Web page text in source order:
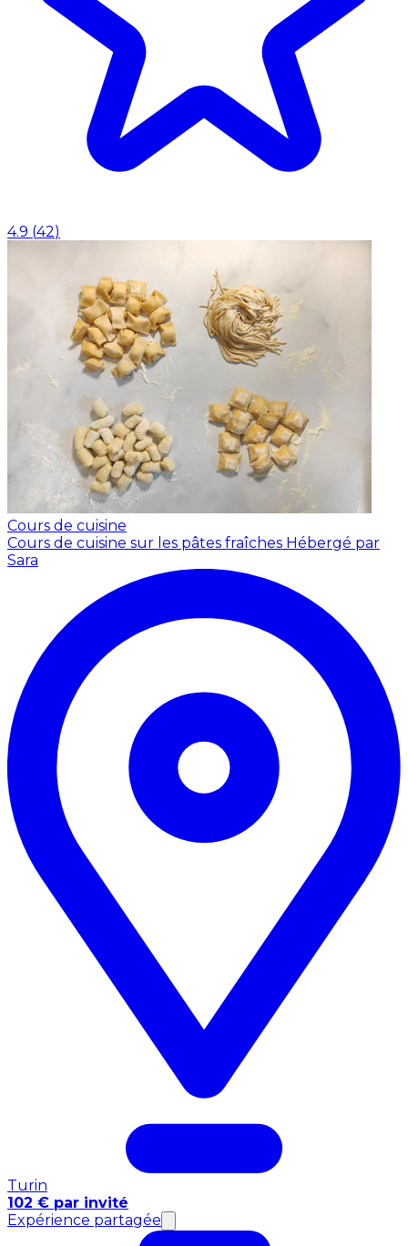
4.9 (42)
Cours de cuisine
Cours de cuisine sur les pâtes fraîches Hébergé par
Sara
Turin
102 € par invité
Expérience partagée